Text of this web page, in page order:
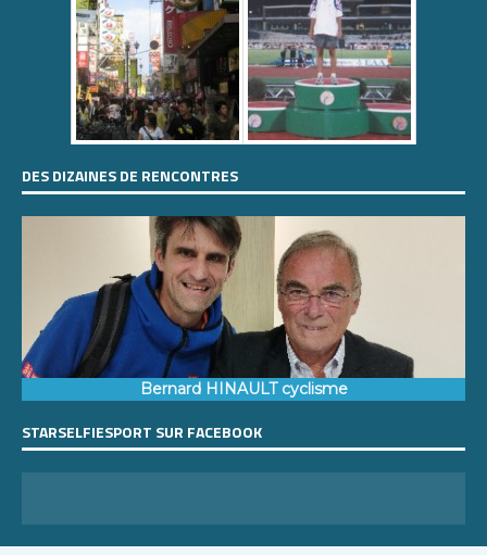
DES DIZAINES DE RENCONTRES
Bernard HINAULT cyclisme
STARSELFIESPORT SUR FACEBOOK